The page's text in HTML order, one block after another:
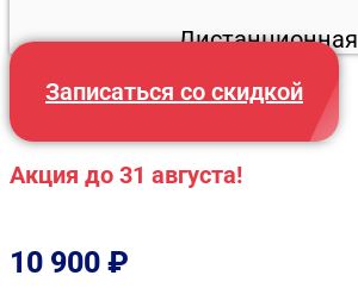
Дистанционная
Записаться со скидкой
Акция до 31 августа!
10 900 ₽